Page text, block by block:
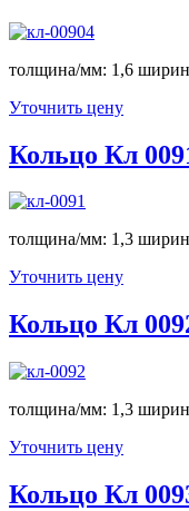
толщина/мм: 1,6
Уточнить цену
Кольцо Кл
толщина/мм: 1,3
Уточнить цену
Кольцо Кл
толщина/мм: 1,3
Уточнить цену
Кольцо Кл